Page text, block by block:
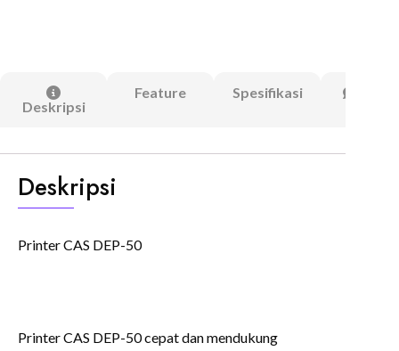
Deskripsi
Feature Spesifikasi
Deskripsi
Printer CAS DEP-50
Printer CAS DEP-50 cepat dan mendukung